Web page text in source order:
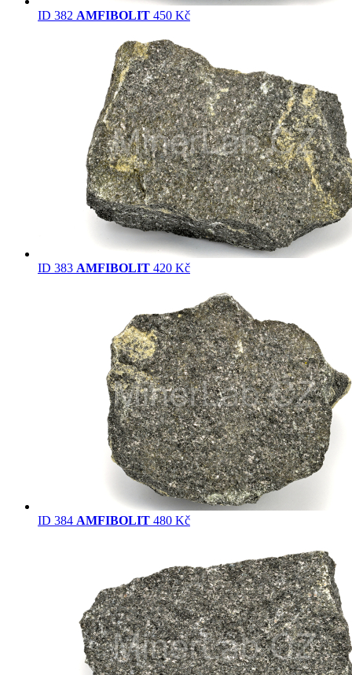
ID 382 AMFIBOLIT 450 Kč
ID 383 AMFIBOLIT 420 Kč
ID 384 AMFIBOLIT 480 Kč